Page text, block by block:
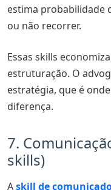
estima probabilidade
ou não recorrer.
Essas skills
estruturação. O
estratégia, que é
diferença.
7.
skills)
Askill de